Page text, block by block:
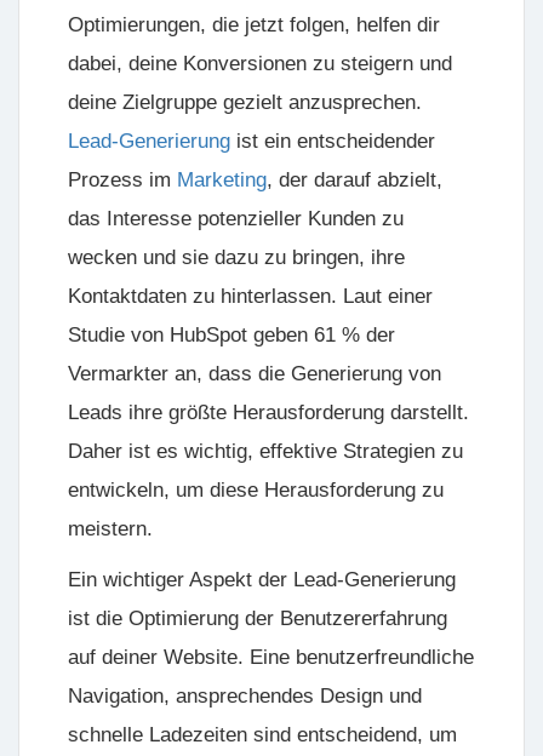
Optimierungen, die jetzt folgen, helfen dir
dabei, deine Konversionen zu steigern und
deine Zielgruppe gezielt anzusprechen.
Lead-Generierung ist ein entscheidender
Prozess im Marketing, der darauf abzielt,
das Interesse potenzieller Kunden zu
wecken und sie dazu zu bringen, ihre
Kontaktdaten zu hinterlassen. Laut einer
Studie von HubSpot geben 61 % der
Vermarkter an, dass die Generierung von
Leads ihre größte Herausforderung darstellt.
Daher ist es wichtig, effektive Strategien zu
entwickeln, um diese Herausforderung zu
meistern.
Ein wichtiger Aspekt der Lead-Generierung
ist die Optimierung der Benutzererfahrung
auf deiner Website. Eine benutzerfreundliche
Navigation, ansprechendes Design und
schnelle Ladezeiten sind entscheidend, um